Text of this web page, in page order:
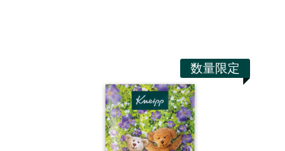
数量限定